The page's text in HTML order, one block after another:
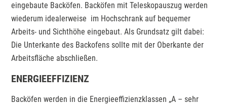
eingebaute Backöfen. Backöfen mit Teleskopauszug werden
wiederum idealerweise im Hochschrank auf bequemer
Arbeits- und Sichthöhe eingebaut. Als Grundsatz gilt dabei:
Die Unterkante des Backofens sollte mit der Oberkante der
Arbeitsfläche abschließen.
ENERGIEEFFIZIENZ
Backöfen werden in die Energieeffizienzklassen „A – sehr